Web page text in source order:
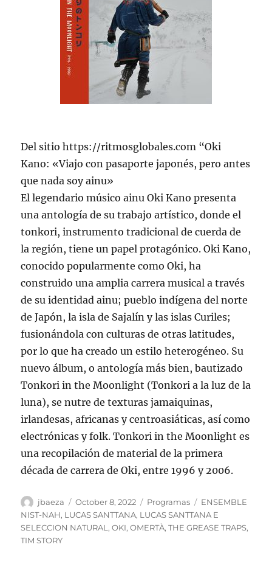
Del sitio https://ritmosglobales.com “Oki
Kano: «Viajo con pasaporte japonés, pero antes
que nada soy ainu»
El legendario músico ainu Oki Kano presenta
una antología de su trabajo artístico, donde el
tonkori, instrumento tradicional de cuerda de
la región, tiene un papel protagónico. Oki Kano,
conocido popularmente como Oki, ha
construido una amplia carrera musical a través
de su identidad ainu; pueblo indígena del norte
de Japón, la isla de Sajalín y las islas Curiles;
fusionándola con culturas de otras latitudes,
por lo que ha creado un estilo heterogéneo. Su
nuevo álbum, o antología más bien, bautizado
Tonkori in the Moonlight (Tonkori a la luz de la
luna), se nutre de texturas jamaiquinas,
irlandesas, africanas y centroasiáticas, así como
electrónicas y folk. Tonkori in the Moonlight es
una recopilación de material de la primera
década de carrera de Oki, entre 1996 y 2006.
Author
jbaeza
Posted
on
October 8, 2022 Categories
Programas Tags
ENSEMBLE
NIST-NAH, LUCAS SANTTANA, LUCAS SANTTANA E
SELECCION NATURAL ,OKI,OMERTÀ,THE GREASE TRAPS,
TIM STORY